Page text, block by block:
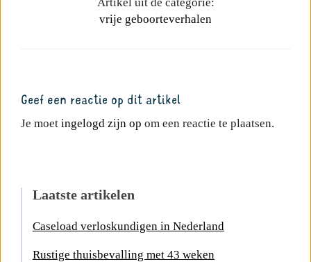
vrije geboorteverhalen
Geef een reactie op dit artikel
Je moet ingelogd zijn op om een reactie te plaatsen.
Laatste artikelen
Caseload verloskundigen in Nederland
Rustige thuisbevalling met 43 weken